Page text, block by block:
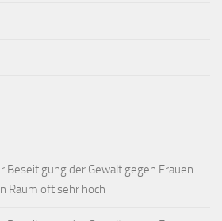
Beseitigung der Gewalt gegen Frauen –
Raum oft sehr hoch